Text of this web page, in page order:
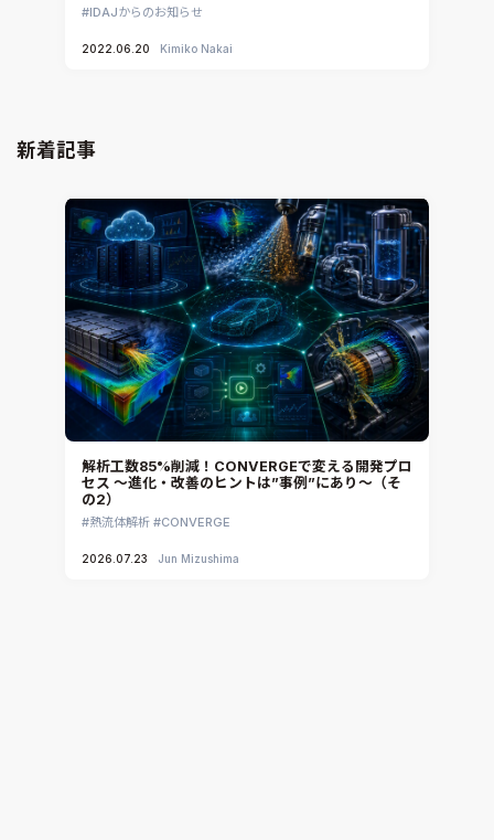
IDAJからのお知らせ
2022.06.20 Kimiko Nakai
新着記事
解析工数85%削減！CONVERGEで変える開発プロ
セス ～進化・改善のヒントは”事例”にあり～（そ
の2）
熱流体解析 CONVERGE
2026.07.23 Jun Mizushima